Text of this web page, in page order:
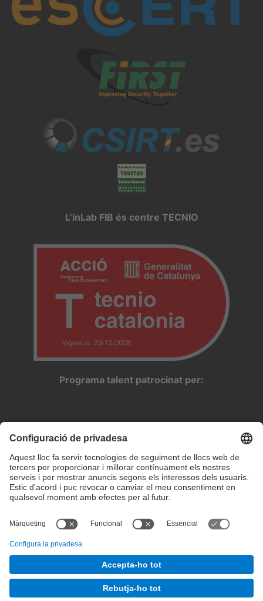
L’inLab FIB és centre TECNIO
Programa talent patrocinat per:
Configuració de privadesa
Condicions d’ús